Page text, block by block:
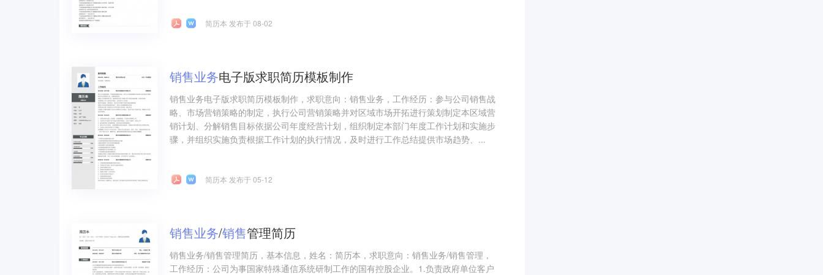
简历本 发布于 08-02
销售业务电子版求职简历模板制作
销售业务电子版求职简历模板制作，求职意向：销售业务，工作经历：参与公司销售战
略、市场营销策略的制定，执行公司营销策略并对区域市场开拓进行策划制定本区域营
销计划、分解销售目标依据公司年度经营计划，组织制定本部门年度工作计划和实施步
骤，并组织实施负责根据工作计划的执行情况，及时进行工作总结提供市场趋势、...
简历本 发布于 05-12
销售业务/销售管理简历
销售业务/销售管理简历，基本信息，姓名：简历本，求职意向：销售业务/销售管理，
工作经历：公司为事国家特殊通信系统研制工作的国有控股企业。1.负责政府单位客户